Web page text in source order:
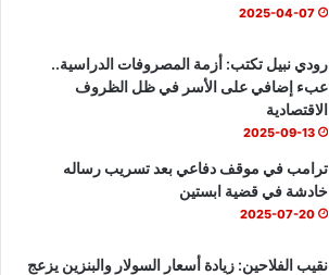
u
e
ب
2025-04-07
رودي نبيل تكتب: أزمة المصروفات الدراسية..
عبء إضافي على الأسر في ظل الظروف
الاقتصادية
2025-09-13
ترامب في موقف دفاعي بعد تسريب رساله
خادشة في قضية ابستين
2025-07-20
نقيب الفلاحين: زيادة أسعار السولار والبنزين يزعج